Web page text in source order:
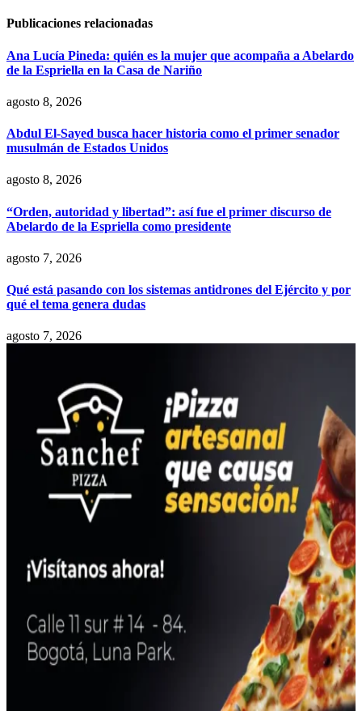
Publicaciones relacionadas
Ana Lucía Pineda: quién es la mujer que acompaña a Abelardo
de la Espriella en la Casa de Nariño
agosto 8, 2026
Abdul El-Sayed busca hacer historia como el primer senador
musulmán de Estados Unidos
agosto 8, 2026
“Orden, autoridad y libertad”: así fue el primer discurso de
Abelardo de la Espriella como presidente
agosto 7, 2026
Qué está pasando con los sistemas antidrones del Ejército y por
qué el tema genera dudas
agosto 7, 2026